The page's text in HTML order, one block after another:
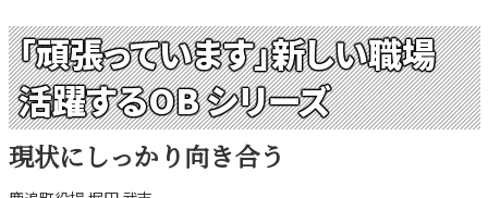
「頑張っています」新しい職場
活躍するOB シリーズ
現状にしっかり向き合う